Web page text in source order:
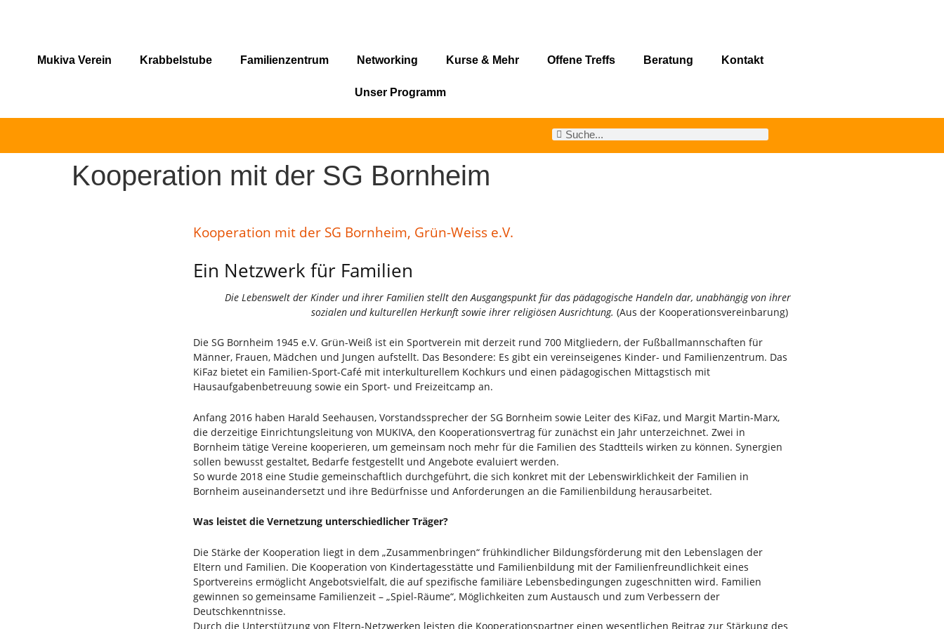
Mukiva Verein Krabbelstube Familienzentrum Networking Kurse & Mehr Offene Treffs Beratung Kontakt
Unser Programm
Kooperation mit der SG Bornheim
Kooperation mit der SG Bornheim, Grün-Weiss e.V.
Ein Netzwerk für Familien
Die Lebenswelt der Kinder und ihrer Familien stellt den Ausgangspunkt für das pädagogische Handeln dar, unabhängig von ihrer
sozialen und kulturellen Herkunft sowie ihrer religiösen Ausrichtung. (Aus der Kooperationsvereinbarung)
Die SG Bornheim 1945 e.V. Grün-Weiß ist ein Sportverein mit derzeit rund 700 Mitgliedern, der Fußballmannschaften für
Männer, Frauen, Mädchen und Jungen aufstellt. Das Besondere: Es gibt ein vereinseigenes Kinder- und Familienzentrum. Das
KiFaz bietet ein Familien-Sport-Café mit interkulturellem Kochkurs und einen pädagogischen Mittagstisch mit
Hausaufgabenbetreuung sowie ein Sport- und Freizeitcamp an.
Anfang 2016 haben Harald Seehausen, Vorstandssprecher der SG Bornheim sowie Leiter des KiFaz, und Margit Martin-Marx,
die derzeitige Einrichtungsleitung von MUKIVA, den Kooperationsvertrag für zunächst ein Jahr unterzeichnet. Zwei in
Bornheim tätige Vereine kooperieren, um gemeinsam noch mehr für die Familien des Stadtteils wirken zu können. Synergien
sollen bewusst gestaltet, Bedarfe festgestellt und Angebote evaluiert werden.
So wurde 2018 eine Studie gemeinschaftlich durchgeführt, die sich konkret mit der Lebenswirklichkeit der Familien in
Bornheim auseinandersetzt und ihre Bedürfnisse und Anforderungen an die Familienbildung herausarbeitet.
Was leistet die Vernetzung unterschiedlicher Träger?
Die Stärke der Kooperation liegt in dem „Zusammenbringen“ frühkindlicher Bildungsförderung mit den Lebenslagen der
Eltern und Familien. Die Kooperation von Kindertagesstätte und Familienbildung mit der Familienfreundlichkeit eines
Sportvereins ermöglicht Angebotsvielfalt, die auf spezifische familiäre Lebensbedingungen zugeschnitten wird. Familien
gewinnen so gemeinsame Familienzeit – „Spiel-Räume“, Möglichkeiten zum Austausch und zum Verbessern der
Deutschkenntnisse.
Durch die Unterstützung von Eltern-Netzwerken leisten die Kooperationspartner einen wesentlichen Beitrag zur Stärkung des